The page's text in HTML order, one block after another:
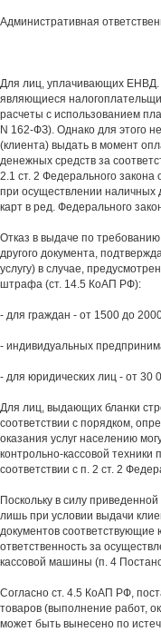
Административная
Для лиц, уплачивающих ЕНВД.
являющиеся
расчеты с использованием
N 162-ФЗ). Однако для этого
(клиента) выдать в момент
денежных средств за
2.1 ст. 2 Федерального
при осуществлении наличных
карт в ред. Федерального
Отказ в выдаче по
другого документа,
услугу) в случае,
штрафа (ст. 14.5 КоАП РФ):
- для граждан - от 1500 до
- индивидуальных
- для юридических лиц - от 30
Для лиц, выдающих бланки
соответствии с порядком,
оказания услуг населению
контрольно-кассовой техники
соответствии с п. 2 ст. 2
Поскольку в силу
лишь при условии выдачи
документов
ответственность за
кассовой машины (п. 4
Согласно ст. 4.5 КоАП РФ,
товаров (выполнение работ,
может быть вынесено по